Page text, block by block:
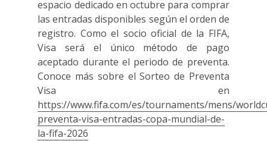
espacio dedicado en octubre para comprar
las entradas disponibles según el orden de
registro. Como el socio oficial de la FIFA,
Visa será el único método de pago
aceptado durante el periodo de preventa.
Conoce más sobre el Sorteo de Preventa
Visa en
https://www.fifa.com/es/tournaments/mens/
preventa-visa-entradas-copa-mundial-de-
la-fifa-2026